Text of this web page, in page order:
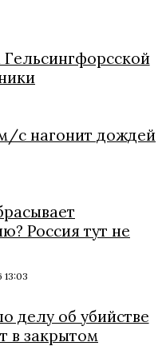
с нагонит дождей
Россия тут не
13:03
делу об убийстве
в закрытом